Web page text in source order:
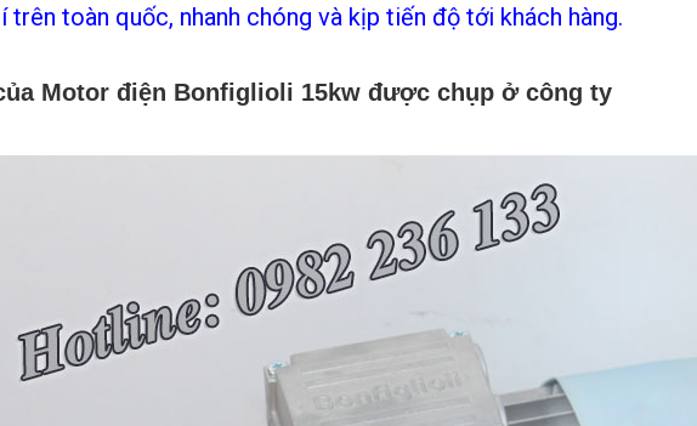
trên toàn quốc, nhanh chóng và kịp tiến độ tới khách hàng.
Motor điện Bonfiglioli 15kw được chụp ở công ty